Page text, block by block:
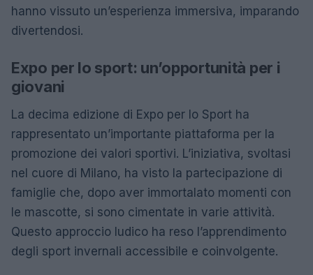
hanno vissuto un’esperienza immersiva, imparando
divertendosi.
Expo per lo sport: un’opportunità per i
giovani
La decima edizione di Expo per lo Sport ha
rappresentato un’importante piattaforma per la
promozione dei valori sportivi. L’iniziativa, svoltasi
nel cuore di Milano, ha visto la partecipazione di
famiglie che, dopo aver immortalato momenti con
le mascotte, si sono cimentate in varie attività.
Questo approccio ludico ha reso l’apprendimento
degli sport invernali accessibile e coinvolgente.